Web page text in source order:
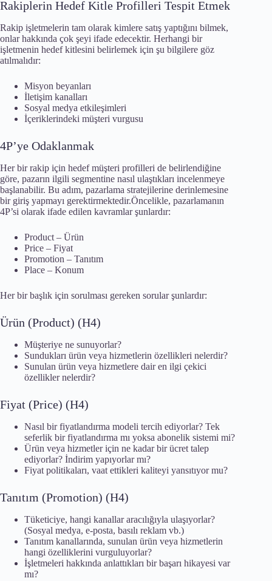
Rakiplerin Hedef Kitle Profilleri Tespit Etmek
Rakip işletmelerin tam olarak kimlere satış yaptığını bilmek,
onlar hakkında çok şeyi ifade edecektir. Herhangi bir
işletmenin hedef kitlesini belirlemek için şu bilgilere göz
atılmalıdır:
Misyon beyanları
İletişim kanalları
Sosyal medya etkileşimleri
İçeriklerindeki müşteri vurgusu
4P’ye Odaklanmak
Her bir rakip için hedef müşteri profilleri de belirlendiğine
göre, pazarın ilgili segmentine nasıl ulaştıkları incelenmeye
başlanabilir. Bu adım, pazarlama stratejilerine derinlemesine
bir giriş yapmayı gerektirmektedir.Öncelikle, pazarlamanın
4P’si olarak ifade edilen kavramlar şunlardır:
Product – Ürün
Price – Fiyat
Promotion – Tanıtım
Place – Konum
Her bir başlık için sorulması gereken sorular şunlardır:
Ürün (Product) (H4)
Müşteriye ne sunuyorlar?
Sundukları ürün veya hizmetlerin özellikleri nelerdir?
Sunulan ürün veya hizmetlere dair en ilgi çekici
özellikler nelerdir?
Fiyat (Price) (H4)
Nasıl bir fiyatlandırma modeli tercih ediyorlar? Tek
seferlik bir fiyatlandırma mı yoksa abonelik sistemi mi?
Ürün veya hizmetler için ne kadar bir ücret talep
ediyorlar? İndirim yapıyorlar mı?
Fiyat politikaları, vaat ettikleri kaliteyi yansıtıyor mu?
Tanıtım (Promotion) (H4)
Tüketiciye, hangi kanallar aracılığıyla ulaşıyorlar?
(Sosyal medya, e-posta, basılı reklam vb.)
Tanıtım kanallarında, sunulan ürün veya hizmetlerin
hangi özelliklerini vurguluyorlar?
İşletmeleri hakkında anlattıkları bir başarı hikayesi var
mı?